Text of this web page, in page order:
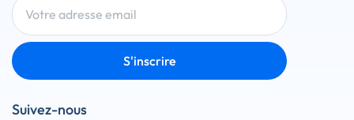
S'inscrire
Suivez-nous